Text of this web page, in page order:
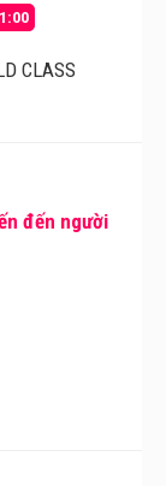
CLASS
đến người